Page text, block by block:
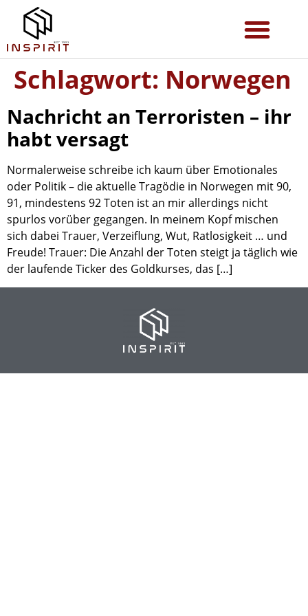
Schlagwort: Norwegen
Nachricht an Terroristen – ihr
habt versagt
Normalerweise schreibe ich kaum über Emotionales
oder Politik – die aktuelle Tragödie in Norwegen mit 90,
91, mindestens 92 Toten ist an mir allerdings nicht
spurlos vorüber gegangen. In meinem Kopf mischen
sich dabei Trauer, Verzeiflung, Wut, Ratlosigkeit … und
Freude! Trauer: Die Anzahl der Toten steigt ja täglich wie
der laufende Ticker des Goldkurses, das […]